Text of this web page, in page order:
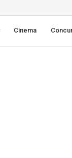
Cinema